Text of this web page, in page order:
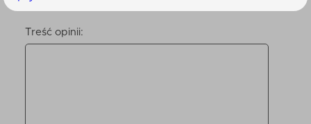
Treść opinii: